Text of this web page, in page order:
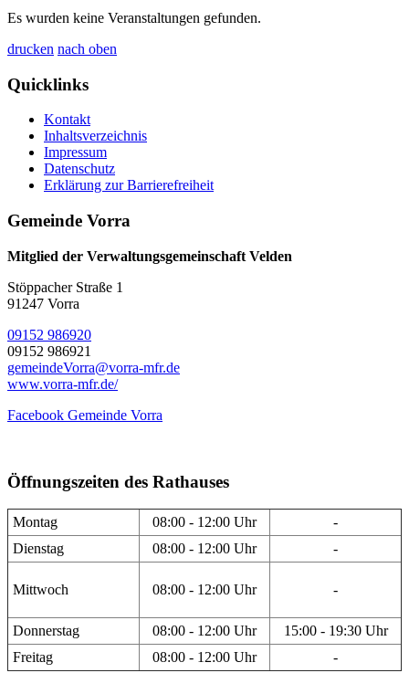
Es wurden keine Veranstaltungen gefunden.
drucken nach oben
Quicklinks
Kontakt
Inhaltsverzeichnis
Impressum
Datenschutz
Erklärung zur Barrierefreiheit
Gemeinde Vorra
Mitglied der Verwaltungsgemeinschaft Velden
Stöppacher Straße 1
91247 Vorra
09152 986920
09152 986921
gemeindeVorra@vorra-mfr.de
www.vorra-mfr.de/
Facebook Gemeinde Vorra
Öffnungszeiten des Rathauses
Montag 08:00 - 12:00 Uhr
-
Dienstag
08:00 - 12:00 Uhr -
Mittwoch 08:00 - 12:00 Uhr -
Donnerstag 08:00 - 12:00 Uhr
15:00 - 19:30 Uhr
Freitag
08:00 - 12:00 Uhr -